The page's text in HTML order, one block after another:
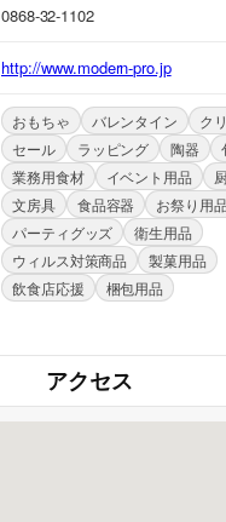
0868-32-1102
http://www.modern-pro.jp
おもちゃ バレンタイン
ク
セール
ラッピング 陶器
業務用食材
イベント用品
文房具
食品容器
お祭り用品
パーティグッズ
衛生用品
ウィルス対策商品
製菓用品
飲食店応援
梱包用品
アクセス